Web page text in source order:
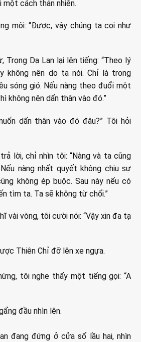
cách thản nhiên.
môi: “Được, vậy chúng ta coi như
Trọng Dạ Lan lại lên tiếng: “Theo lý
không nên do ta nói. Chỉ là trong
sóng gió. Nếu nàng theo đuổi một
không nên dấn thân vào đó.”
dấn thân vào đó đâu?” Tôi hỏi
lời, chỉ nhìn tôi: “Nàng và ta cũng
nàng nhất quyết không chịu sự
không ép buộc. Sau này nếu có
tìm ta. Ta sẽ không từ chối.”
vài vòng, tôi cười nói: “Vậy xin đa tạ
Thiên Chỉ đỡ lên xe ngựa.
tôi nghe thấy một tiếng gọi: “A
đầu nhìn lên.
đang đứng ở cửa sổ lầu hai, nhìn